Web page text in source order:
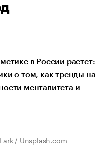
в России растет:
о том, как тренды на
менталитета и
/ Unsplash.com